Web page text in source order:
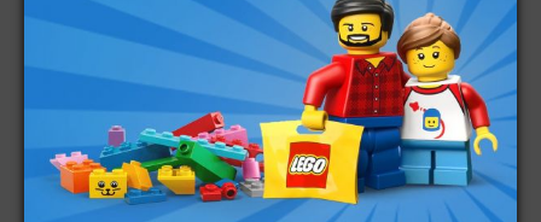
LEGO® ACCESSOIRE
MINI-FIGURINE PLATE
RONDE 1X1 IMPRIMÉE
0,28€
LEGO® BRIQUE
ARRONDIE CONE
5X5X1/4
1,49€
LEGO® BRIQUE
RONDE 3X3X1- 1/3
1,49
LEGO® TECHNIC
LEGO® PLATE LISSE
LEGO® BRIQUE 2X6